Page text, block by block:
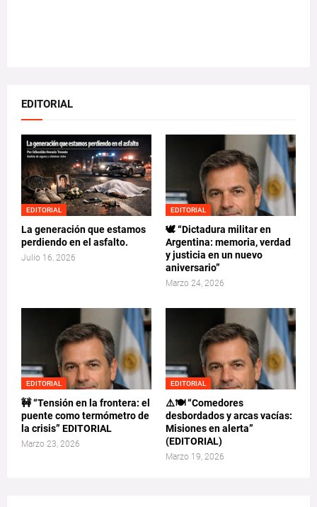
EDITORIAL
EDITORIAL
La generación que estamos
perdiendo en el asfalto.
Julio 16, 2026
EDITORIAL
🕊️ “Dictadura militar en
Argentina: memoria, verdad
y justicia en un nuevo
aniversario”
Marzo 24, 2026
EDITORIAL
🚧 “Tensión en la frontera: el
puente como termómetro de
la crisis” EDITORIAL
Marzo 23, 2026
EDITORIAL
⚠️🍽️ “Comedores
desbordados y arcas vacías:
Misiones en alerta”
(EDITORIAL)
Marzo 19, 2026